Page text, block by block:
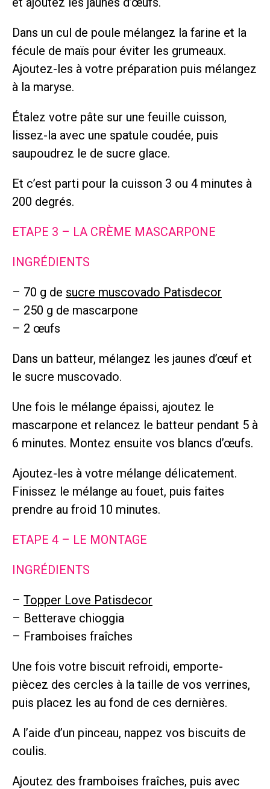
Dans un cul de poule mélangez la farine et la
fécule de maïs pour éviter les grumeaux.
Ajoutez-les à votre préparation puis mélangez
à la maryse.
Étalez votre pâte sur une feuille cuisson,
lissez-la avec une spatule coudée, puis
saupoudrez le de sucre glace.
Et c’est parti pour la cuisson 3 ou 4 minutes à
200 degrés.
ETAPE 3 – LA CRÈME MASCARPONE
INGRÉDIENTS
– 70 g de sucre muscovado Patisdecor
– 250 g de mascarpone
– 2 œufs
Dans un batteur, mélangez les jaunes d’œuf et
le sucre muscovado.
Une fois le mélange épaissi, ajoutez le
mascarpone et relancez le batteur pendant 5 à
6 minutes. Montez ensuite vos blancs d’œufs.
Ajoutez-les à votre mélange délicatement.
Finissez le mélange au fouet, puis faites
prendre au froid 10 minutes.
ETAPE 4 – LE MONTAGE
INGRÉDIENTS
– Topper Love Patisdecor
– Betterave chioggia
– Framboises fraîches
Une fois votre biscuit refroidi, emporte-
piècez des cercles à la taille de vos verrines,
puis placez les au fond de ces dernières.
A l’aide d’un pinceau, nappez vos biscuits de
coulis.
Ajoutez des framboises fraîches, puis avec